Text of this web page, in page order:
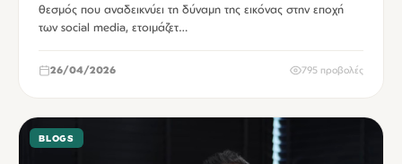
θεσμός που αναδεικνύει τη δύναμη της εικόνας στην εποχή
των social media, ετοιμάζετ…
26/04/2026 795 προβολές
BLOGS